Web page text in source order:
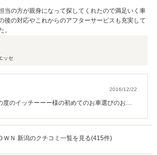
当の方が親身になって探してくれたので満足いく車
後の対応やこれからのアフターサービスも充実して
。
ッセ
2016/12/22
度のイッチーーー様の初めてのお車選びのお役
気軽にご連絡の程宜しくお願いいたします。
ＷＮ 新潟のクチコミ一覧を見る(415件)